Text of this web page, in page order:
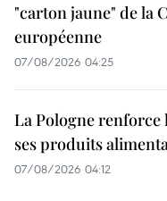
"carton jaune" de la
européenne
07/08/2026 04:25
La Pologne
ses produits
07/08/2026 04:12